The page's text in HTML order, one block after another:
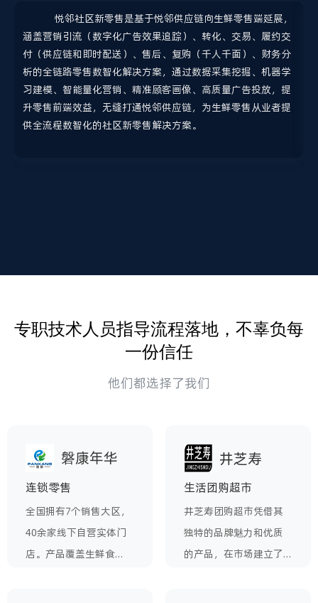
悦邻社区新零售是基于悦邻供应链向生鲜零售端延展，
涵盖营销引流（数字化广告效果追踪）、转化、交易、履约交
付（供应链和即时配送）、售后、复购（千人千面）、财务分
析的全链路零售数智化解决方案，通过数据采集挖掘、机器学
习建模、智能量化营销、精准顾客画像、高质量广告投放，提
升零售前端效益，无缝打通悦邻供应链，为生鲜零售从业者提
供全流程数智化的社区新零售解决方案。
专职技术人员指导流程落地，不辜负每
一份信任
他们都选择了我们
磐康年华
连锁零售
全国拥有7个销售大区，
40余家线下自营实体门
店。产品覆盖生鲜食
井芝寿
生活团购超市
井芝寿团购超市凭借其
独特的品牌魅力和优质
的产品，在市场建立了